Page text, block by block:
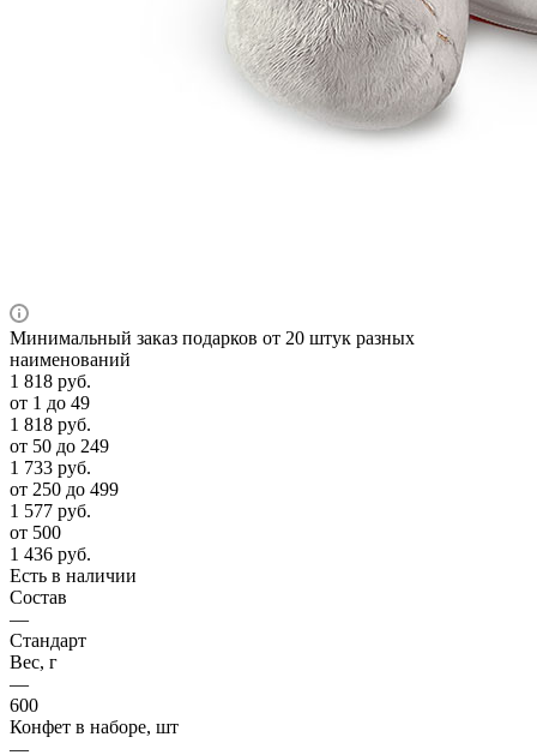
Минимальный заказ подарков от 20 штук разных
наименований
1 818 руб.
от 1 до 49
1 818 руб.
от 50 до 249
1 733 руб.
от 250 до 499
1 577 руб.
от 500
1 436 руб.
Есть в наличии
Состав
—
Стандарт
Вес, г
—
600
Конфет в наборе, шт
—